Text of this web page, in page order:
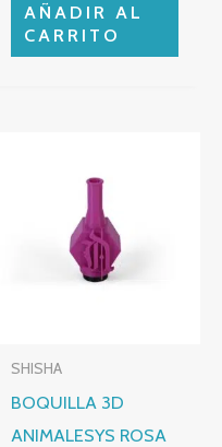
AÑADIR AL
CARRITO
SHISHA
BOQUILLA 3D
ANIMALESYS ROSA